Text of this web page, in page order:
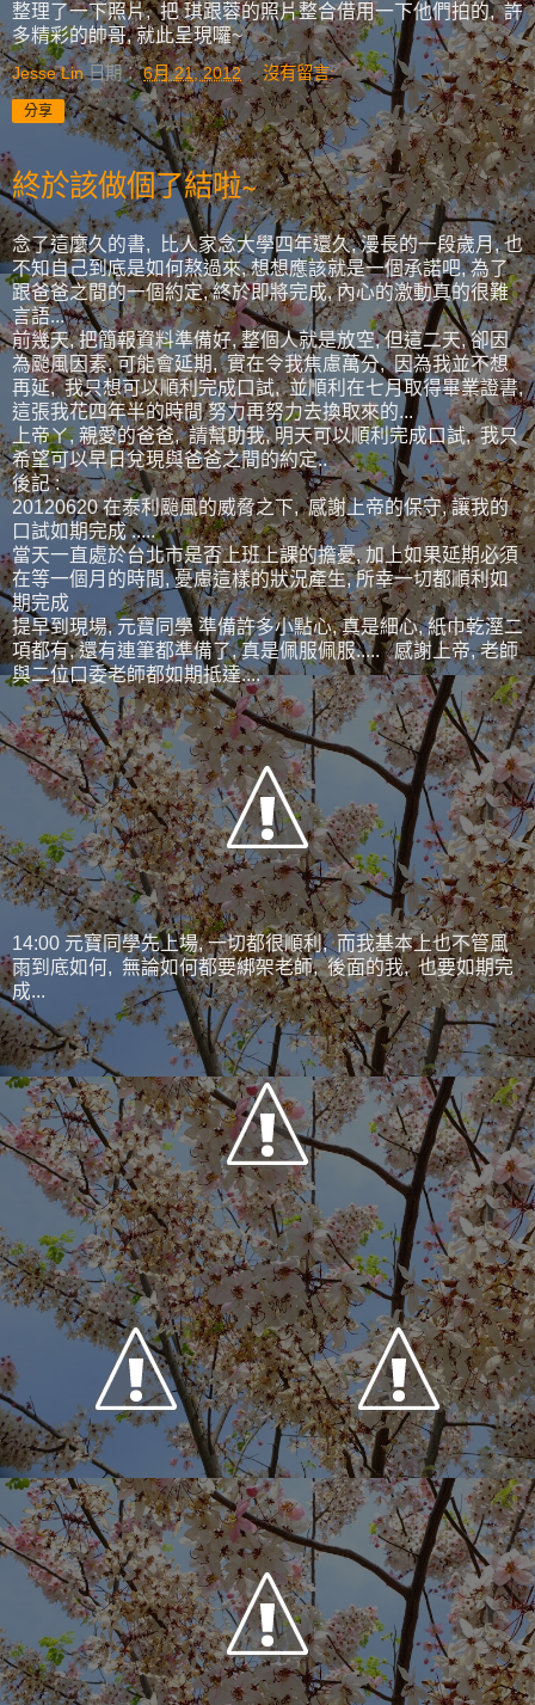
整理了一下照片, 把 琪跟蓉的照片整合借用一下他們拍的, 許
多精彩的帥哥, 就此呈現囉~
Jesse Lin 日期：6月 21, 2012 沒有留言:
分享
終於該做個了結啦~
念了這麼久的書, 比人家念大學四年還久, 漫長的一段歲月, 也
不知自己到底是如何熬過來, 想想應該就是一個承諾吧, 為了
跟爸爸之間的一個約定, 終於即將完成, 內心的激動真的很難
言語...
前幾天, 把簡報資料準備好, 整個人就是放空, 但這二天, 卻因
為颱風因素, 可能會延期, 實在令我焦慮萬分, 因為我並不想
再延, 我只想可以順利完成口試, 並順利在七月取得畢業證書,
這張我花四年半的時間 努力再努力去換取來的...
上帝ㄚ, 親愛的爸爸, 請幫助我, 明天可以順利完成口試, 我只
希望可以早日兌現與爸爸之間的約定..
後記 :
20120620 在泰利颱風的威脅之下, 感謝上帝的保守, 讓我的
口試如期完成 .....
當天一直處於台北市是否上班上課的擔憂, 加上如果延期必須
在等一個月的時間, 憂慮這樣的狀況產生, 所幸一切都順利如
期完成
提早到現場, 元寶同學 準備許多小點心, 真是細心, 紙巾乾溼二
項都有, 還有連筆都準備了, 真是佩服佩服..... 感謝上帝, 老師
與二位口委老師都如期抵達....
14:00 元寶同學先上場, 一切都很順利, 而我基本上也不管風
雨到底如何, 無論如何都要綁架老師, 後面的我, 也要如期完
成...